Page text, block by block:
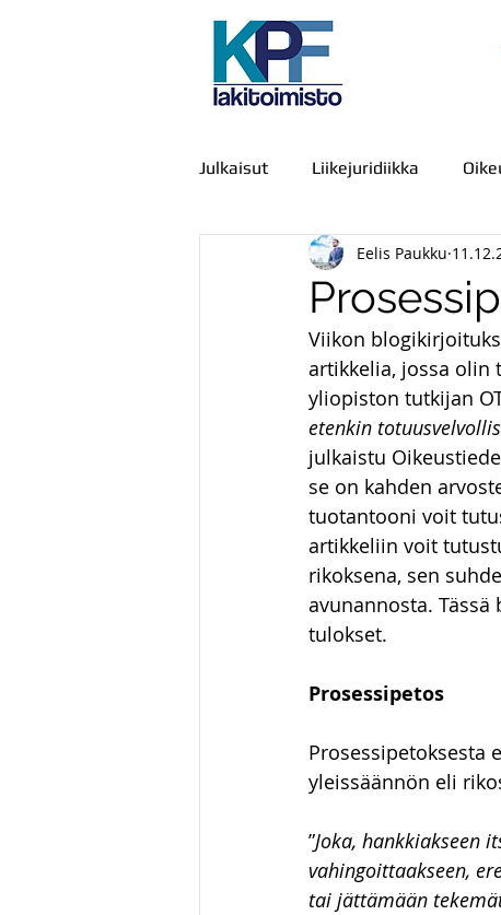
Julkaisut Liikejuridiikka
Julkiset hankinnat IT-oikeus
Kamppailu, väkivalta ja
Viestintä Urheiluoikeus
Luonnonvaraoikeus
huumausainerikos
Eelis Paukku
Viikon
artikkelia, jossa olin
yliopiston tutkijan
etenkin
julkaistu
se on kahden
tuotantooni voit
artikkeliin voit
rikoksena, sen
avunannosta.
tulokset.
Prosessipetos
Prosessipetoksesta
yleissäännön eli
”Joka, hankkiakseen
vahingoittaakseen,
tai jättämään